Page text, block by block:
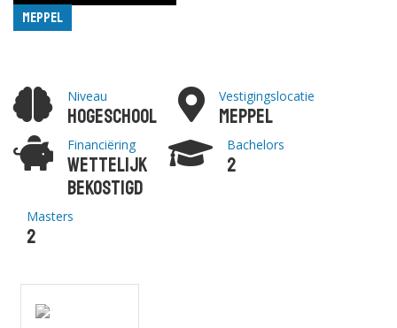
Meppel
Niveau
Hogeschool
Vestigingslocatie
Meppel
Financiëring
Wettelijk
bekostigd
Bachelors
2
Masters
2